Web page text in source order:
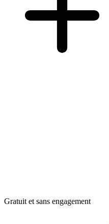
Gratuit et sans engagement